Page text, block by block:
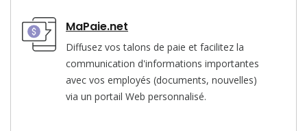
MaPaie.net
Diffusez vos talons de paie et facilitez la
communication d'informations importantes
avec vos employés (documents, nouvelles)
via un portail Web personnalisé.